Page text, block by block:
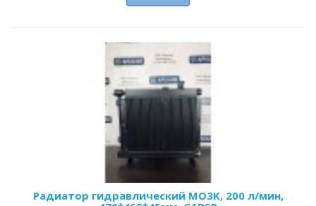
Радиатор гидравлический МО3K, 200 л/мин,